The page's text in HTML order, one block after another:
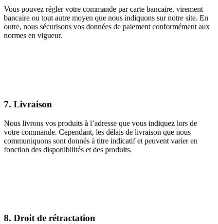
Vous pouvez régler votre commande par carte bancaire, virement
bancaire ou tout autre moyen que nous indiquons sur notre site. En
outre, nous sécurisons vos données de paiement conformément aux
normes en vigueur.
7. Livraison
Nous livrons vos produits à l’adresse que vous indiquez lors de
votre commande. Cependant, les délais de livraison que nous
communiquons sont donnés à titre indicatif et peuvent varier en
fonction des disponibilités et des produits.
8. Droit de rétractation